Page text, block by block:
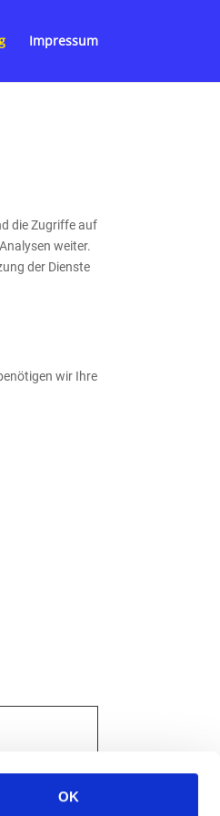
OK
Impressum
die Zugriffe auf
weiter.
der Dienste
wir Ihre